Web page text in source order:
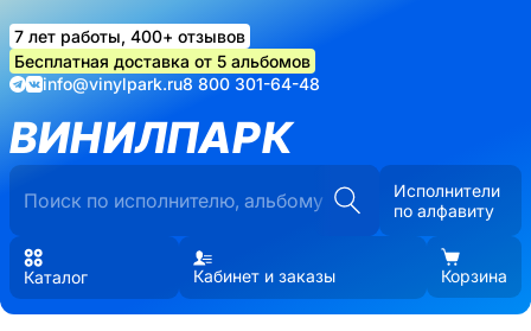
7 лет работы, 400+ отзывов
Бесплатная доставка от 5 альбомов
info@vinylpark.ru8 800 301-64-48
ВИНИЛПАРК
Исполнители
по алфавиту
Каталог Кабинет и заказы Корзина
Реальные фото пластинки.
Нажмите, чтобы увеличить